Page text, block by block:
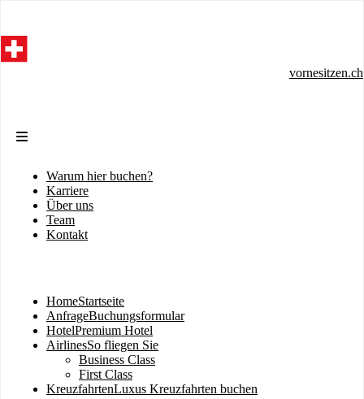
Inhalt
vornesitzen.ch
Sekundärmenü
Warum hier buchen?
Karriere
Über uns
Team
Kontakt
Hauptnavigation
HomeStartseite
AnfrageBuchungsformular
HotelPremium Hotel
AirlinesSo fliegen Sie
Business Class
First Class
KreuzfahrtenLuxus Kreuzfahrten buchen